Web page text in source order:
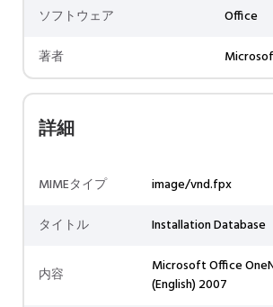
ソフトウェア
Office
著者
詳細
MIMEタイプ
image/vnd.fpx
タイトル
Installation Database
内容
Microsoft Office
(English) 2007